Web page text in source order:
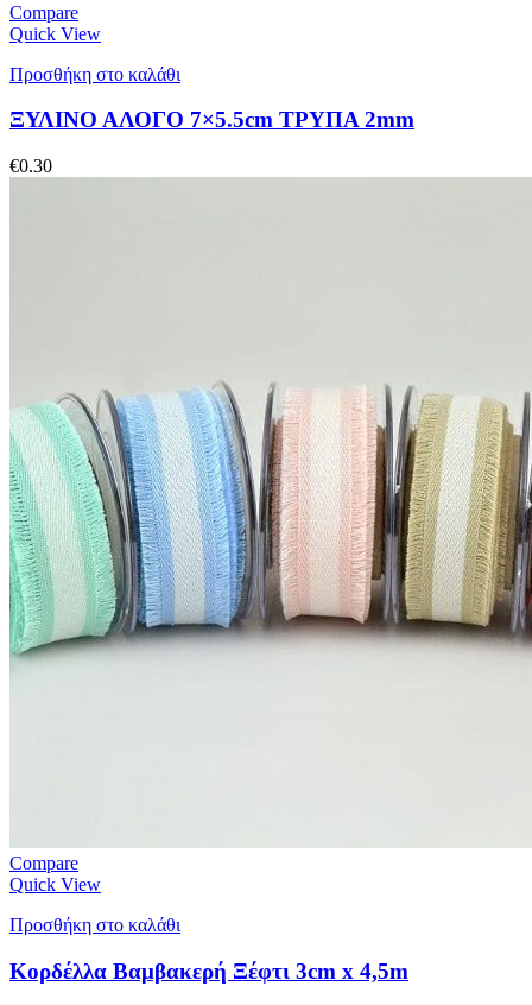
Compare
Quick View
Προσθήκη στο καλάθι
ΞΥΛΙΝΟ ΑΛΟΓΟ 7×5.5cm ΤΡΥΠΑ 2mm
€0.30
Compare
Quick View
Προσθήκη στο καλάθι
Κορδέλλα Βαμβακερή Ξέφτι 3cm x 4,5m